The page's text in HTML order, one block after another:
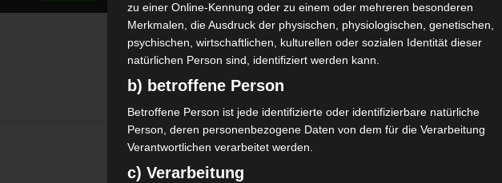
zu einer Online-Kennung oder zu einem oder mehreren besonderen
Merkmalen, die Ausdruck der physischen, physiologischen, genetischen,
psychischen, wirtschaftlichen, kulturellen oder sozialen Identität dieser
natürlichen Person sind, identifiziert werden kann.
b) betroffene Person
Betroffene Person ist jede identifizierte oder identifizierbare natürliche
Person, deren personenbezogene Daten von dem für die Verarbeitung
Verantwortlichen verarbeitet werden.
c) Verarbeitung